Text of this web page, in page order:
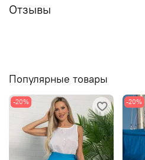
Отзывы
Популярные товары
-20% -20%